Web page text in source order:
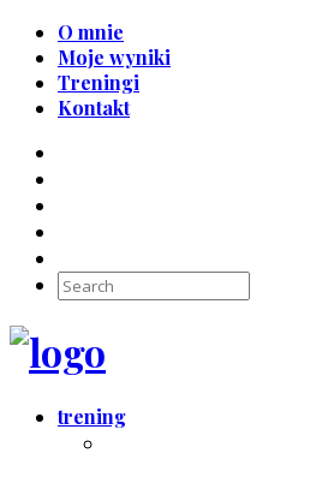
O mnie
Moje wyniki
Treningi
Kontakt
trening